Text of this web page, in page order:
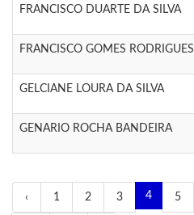
FRANCISCO DUARTE DA SILVA
FRANCISCO GOMES RODRIGUES
GELCIANE LOURA DA SILVA
GENARIO ROCHA BANDEIRA
‹ 1 2 3 4 5